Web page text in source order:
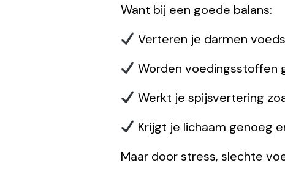
Want bij een goede balans:
Verteren je darmen
Worden voedingsstoffen
Werkt je spijsvertering
Krijgt je lichaam genoeg
Maar door stress, slechte